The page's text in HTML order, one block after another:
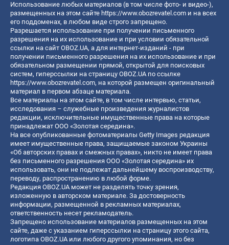
Использование любых материалов (в том числе фото- и видео-),
размещенных на этом сайте https://www.obozrevatel.com и на всех
его поддоменах, в любом виде строго запрещено.
Разрешается использование при получении письменного
разрешения на их использование и при условии обязательной
ссылки на сайт OBOZ.UA, а для интернет-изданий - при
получении письменного разрешения на их использование и при
обязательном размещении прямой, открытой для поисковых
систем, гиперссылки на страницу OBOZ.UA по ссылке
https://www.obozrevatel.com, на которой размещен оригинальный
материал в первом абзаце материала.
Все материалы на этом сайте, в том числе интервью, статьи,
исследования – служебные произведения журналистов
редакции, исключительные имущественные права на которые
принадлежат ООО «Золотая середина».
На все опубликованные фотоматериалы Getty Images редакция
имеет имущественные права, защищаемые законом Украины
«Об авторских правах и смежных правах», никто не имеет права
без письменного разрешения ООО «Золотая середина» их
использовать, они не подлежат дальнейшему воспроизводству,
переводу, распространению в любой форме.
Редакция OBOZ.UA может не разделять точку зрения,
изложенную в авторском материале. За достоверность
информации, размещенной в рекламных материалах,
ответственность несет рекламодатель.
Запрещено использование материалов размещенных на этом
сайте, даже с указанием гиперссылки на страницу этого сайта,
логотипа OBOZ.UA или любого другого упоминания, но без